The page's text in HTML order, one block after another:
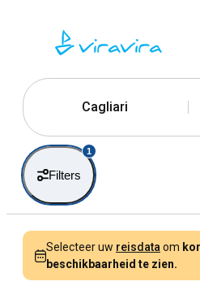
Cagliari
Filters
1
Selecteer uw reisdata om
beschikbaarheid te zien.